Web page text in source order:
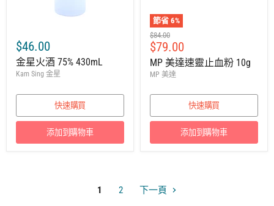
$46.00
金星火酒 75% 430mL
Kam Sing 金星
快速購買
添加到購物車
節省 6%
建
議
零
售
價
$84.00
售
價
$79.00
MP 美達速靈止血粉 10g
MP 美達
快速購買
添加到購物車
1 2 下一頁